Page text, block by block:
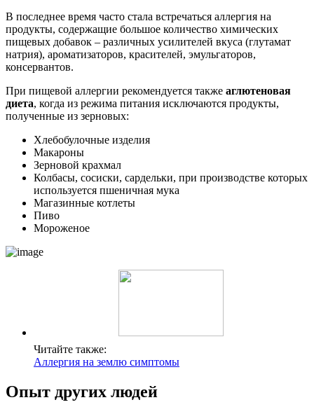
В последнее время часто стала встречаться аллергия на
продукты, содержащие большое количество химических
пищевых добавок – различных усилителей вкуса (глутамат
натрия), ароматизаторов, красителей, эмульгаторов,
консервантов.
При пищевой аллергии рекомендуется также аглютеновая
диета, когда из режима питания исключаются продукты,
полученные из зерновых:
Хлебобулочные изделия
Макароны
Зерновой крахмал
Колбасы, сосиски, сардельки, при производстве которых
используется пшеничная мука
Магазинные котлеты
Пиво
Мороженое
Читайте также:
Аллергия на землю симптомы
Опыт других людей